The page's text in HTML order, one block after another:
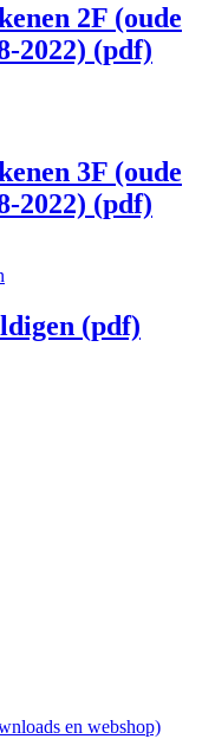
2F (oude
2022) (pdf)
3F (oude
2022) (pdf)
(pdf)
en webshop)